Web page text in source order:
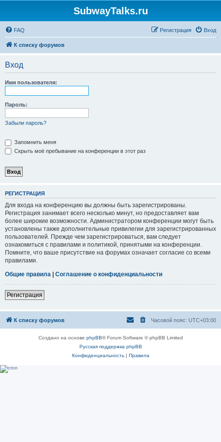
SubwayTalks.ru
FAQ Вход
Регистрация
К списку форумов
Вход
Имя пользователя:
Пароль:
Забыли пароль?
Запомнить меня
Скрыть моё пребывание на конференции в этот раз
РЕГИСТРАЦИЯ
Для входа на конференцию вы должны быть зарегистрированы.
Регистрация занимает всего несколько минут, но предоставляет вам
более широкие возможности. Администратором конференции могут быть
установлены также дополнительные привилегии для зарегистрированных
пользователей. Прежде чем зарегистрироваться, вам следует
ознакомиться с правилами и политикой, принятыми на конференции.
Помните, что ваше присутствие на форумах означает согласие со всеми
правилами.
Общие правила | Соглашение о конфиденциальности
Регистрация
К списку форумов Часовой пояс: UTC+03:00
Создано на основе phpBB® Forum Software © phpBB Limited
Русская поддержка phpBB
Конфиденциальность| Правила